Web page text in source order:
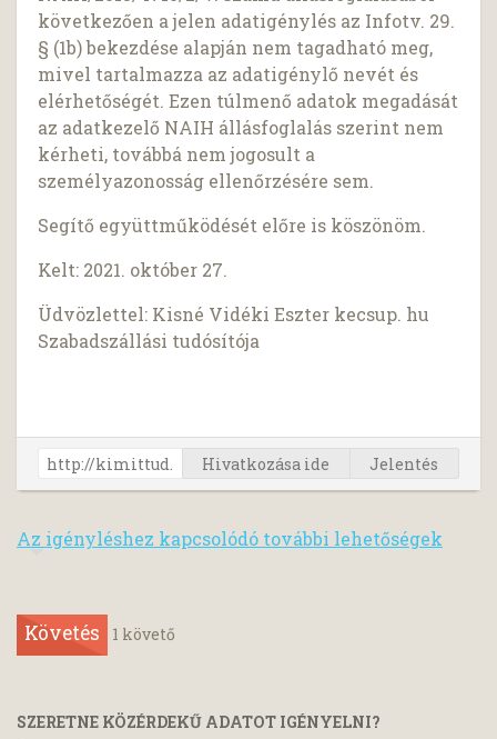
következően a jelen adatigénylés az Infotv. 29.
§ (1b) bekezdése alapján nem tagadható meg,
mivel tartalmazza az adatigénylő nevét és
elérhetőségét. Ezen túlmenő adatok megadását
az adatkezelő NAIH állásfoglalás szerint nem
kérheti, továbbá nem jogosult a
személyazonosság ellenőrzésére sem.
Segítő együttműködését előre is köszönöm.
Kelt: 2021. október 27.
Üdvözlettel: Kisné Vidéki Eszter kecsup. hu
Szabadszállási tudósítója
Hivatkozása ide Jelentés
Az igényléshez kapcsolódó további lehetőségek
Követés 1 követő
SZERETNE KÖZÉRDEKŰ ADATOT IGÉNYELNI?